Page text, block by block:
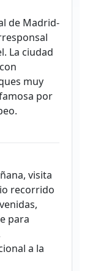
de Madrid-
La ciudad
muy
por
visita
recorrido
para
a la